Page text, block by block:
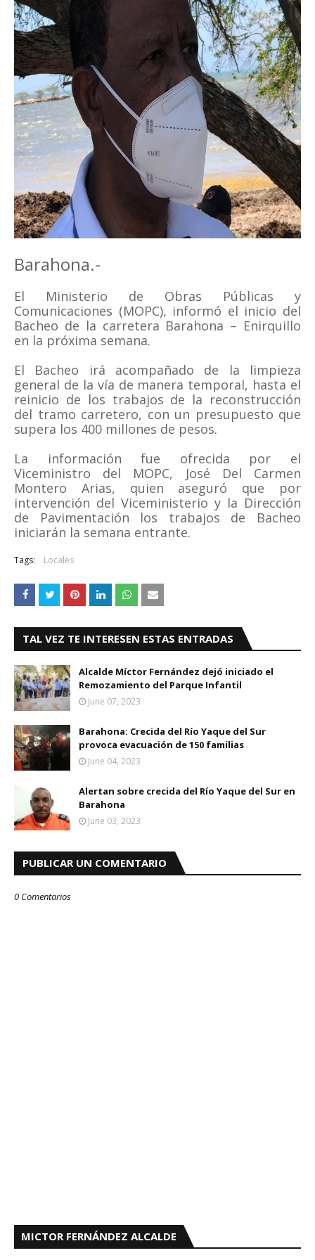
Barahona.-
El Ministerio de Obras Públicas y
Comunicaciones (MOPC), informó el inicio del
Bacheo de la carretera Barahona – Enirquillo
en la próxima semana.
El Bacheo irá acompañado de la limpieza
general de la vía de manera temporal, hasta el
reinicio de los trabajos de la reconstrucción
del tramo carretero, con un presupuesto que
supera los 400 millones de pesos.
La información fue ofrecida por el
Viceministro del MOPC, José Del Carmen
Montero Arias, quien aseguró que por
intervención del Viceministerio y la Dirección
de Pavimentación los trabajos de Bacheo
iniciarán la semana entrante.
Tags: Locales
TAL VEZ TE INTERESEN ESTAS ENTRADAS
Alcalde Míctor Fernández dejó iniciado el
Remozamiento del Parque Infantil
June 07, 2023
Barahona: Crecida del Río Yaque del Sur
provoca evacuación de 150 familias
June 04, 2023
Alertan sobre crecida del Río Yaque del Sur en
Barahona
June 03, 2023
PUBLICAR UN COMENTARIO
0 Comentarios
MICTOR FERNÁNDEZ ALCALDE